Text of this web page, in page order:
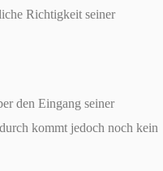
Richtigkeit seiner
den Eingang seiner
kommt jedoch noch kein